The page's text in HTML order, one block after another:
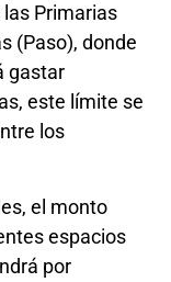
Primarias
(Paso), donde
gastar
este límite se
los
el monto
espacios
por